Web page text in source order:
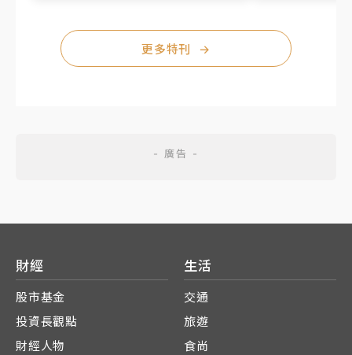
更多特刊 →
財經
股市基金
投資長觀點
財經人物
生活
交通
旅遊
食尚